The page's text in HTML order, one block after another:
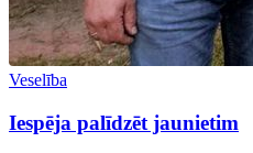
Veselība
Iespēja palīdzēt jaunietim